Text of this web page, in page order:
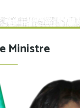
Demande de
Ministre